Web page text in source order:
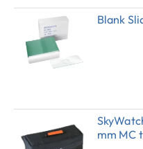
Blank
mm MC